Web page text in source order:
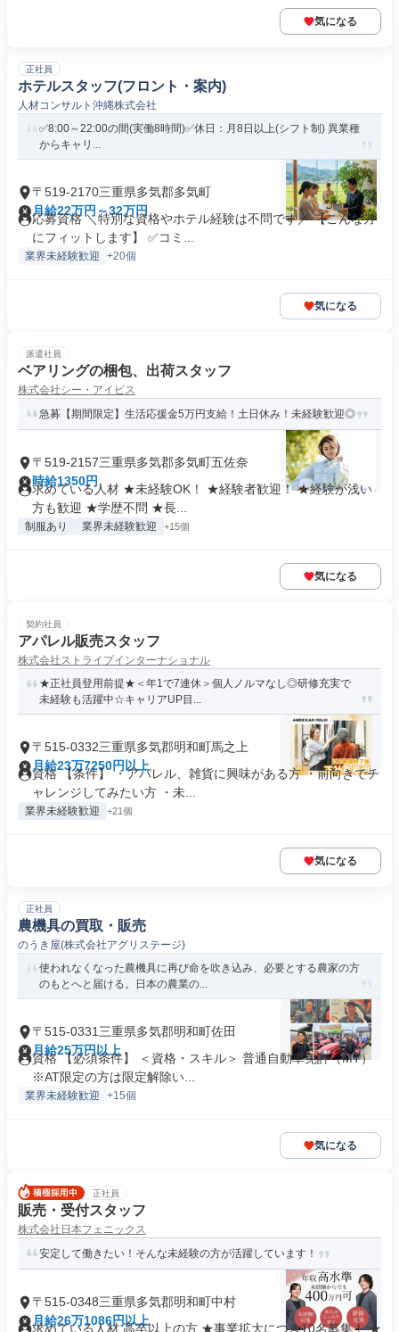
気になる
正社員
ホテルスタッフ(フロント・案内)
人材コンサルト沖縄株式会社
✅8:00～22:00の間(実働8時間)✅休日：月8日以上(シフト制) 異業種
からキャリ...
〒519-2170三重県多気郡多気町
月給22万円～32万円
応募資格 ＼特別な資格やホテル経験は不問です／ 【こんな方
にフィットします】 ✅コミ...
業界未経験歓迎 +20個
気になる
派遣社員
ベアリングの梱包、出荷スタッフ
株式会社シー・アイビス
急募【期間限定】生活応援金5万円支給！土日休み！未経験歓迎◎
〒519-2157三重県多気郡多気町五佐奈
時給1350円
求めている人材 ★未経験OK！ ★経験者歓迎！ ★経験が浅い
⽅も歓迎 ★学歴不問 ★長...
制服あり 業界未経験歓迎 +15個
気になる
契約社員
アパレル販売スタッフ
株式会社ストライプインターナショナル
★正社員登用前提★＜年1で7連休＞個人ノルマなし◎研修充実で
未経験も活躍中☆キャリアUP目...
〒515-0332三重県多気郡明和町馬之上
月給23万7250円以上
資格 【条件】 ・アパレル、雑貨に興味がある方 ・前向きでチ
ャレンジしてみたい方 ・未...
業界未経験歓迎 +21個
気になる
正社員
農機具の買取・販売
のうき屋(株式会社アグリステージ)
使われなくなった農機具に再び命を吹き込み、必要とする農家の方
のもとへと届ける。日本の農業の...
〒515-0331三重県多気郡明和町佐田
月給25万円以上
資格 【必須条件】 ＜資格・スキル＞ 普通自動車免許（MT）
※AT限定の方は限定解除い...
業界未経験歓迎 +15個
気になる
正社員
販売・受付スタッフ
株式会社日本フェニックス
安定して働きたい！そんな未経験の方が活躍しています！
〒515-0348三重県多気郡明和町中村
月給26万1086円以上
求めている人材 高卒以上の方 ★事業拡大につき10名募集！ ★